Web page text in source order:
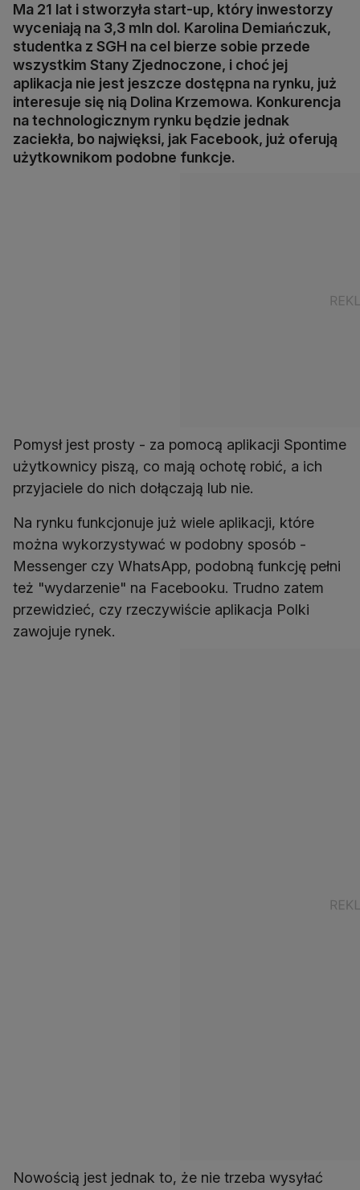
Ma 21 lat i stworzyła start-up, który inwestorzy
wyceniają na 3,3 mln dol. Karolina Demiańczuk,
studentka z SGH na cel bierze sobie przede
wszystkim Stany Zjednoczone, i choć jej
aplikacja nie jest jeszcze dostępna na rynku, już
interesuje się nią Dolina Krzemowa. Konkurencja
na technologicznym rynku będzie jednak
zaciekła, bo najwięksi, jak Facebook, już oferują
użytkownikom podobne funkcje.
Pomysł jest prosty - za pomocą aplikacji Spontime
użytkownicy piszą, co mają ochotę robić, a ich
przyjaciele do nich dołączają lub nie.
Na rynku funkcjonuje już wiele aplikacji, które
można wykorzystywać w podobny sposób -
Messenger czy WhatsApp, podobną funkcję pełni
też "wydarzenie" na Facebooku. Trudno zatem
przewidzieć, czy rzeczywiście aplikacja Polki
zawojuje rynek.
Nowością jest jednak to, że nie trzeba wysyłać